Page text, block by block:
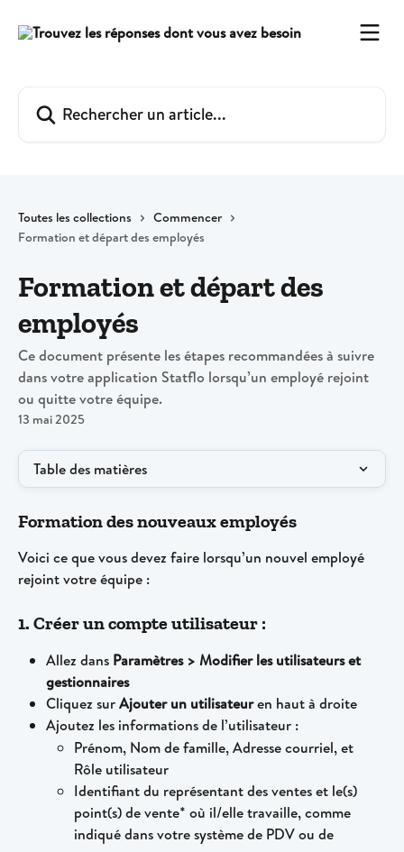
Toutes les collections
Commencer
Formation et départ des employés
Formation et départ des
employés
Ce document présente les étapes recommandées à suivre
dans votre application Statflo lorsqu’un employé rejoint
ou quitte votre équipe.
13 mai 2025
Table des matières
Formation des nouveaux employés
Voici ce que vous devez faire lorsqu’un nouvel employé
rejoint votre équipe :
1. Créer un compte utilisateur :
Allez dans Paramètres > Modifier les utilisateurs et
gestionnaires
Cliquez sur Ajouter un utilisateur en haut à droite
Ajoutez les informations de l’utilisateur :
Prénom, Nom de famille, Adresse courriel, et
Rôle utilisateur
Identifiant du représentant des ventes et le(s)
point(s) de vente* où il/elle travaille, comme
indiqué dans votre système de PDV ou de